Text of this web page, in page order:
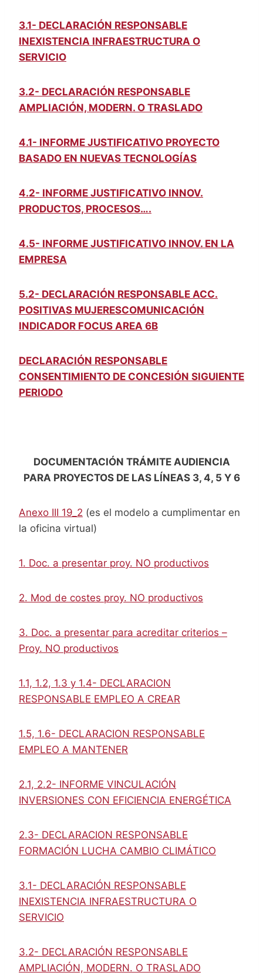
3.1- DECLARACIÓN RESPONSABLE
INEXISTENCIA INFRAESTRUCTURA O
SERVICIO
3.2- DECLARACIÓN RESPONSABLE
AMPLIACIÓN, MODERN. O TRASLADO
4.1- INFORME JUSTIFICATIVO PROYECTO
BASADO EN NUEVAS TECNOLOGÍAS
4.2- INFORME JUSTIFICATIVO INNOV.
PRODUCTOS, PROCESOS….
4.5- INFORME JUSTIFICATIVO INNOV. EN LA
EMPRESA
5.2- DECLARACIÓN RESPONSABLE ACC.
POSITIVAS MUJERESCOMUNICACIÓN
INDICADOR FOCUS AREA 6B
DECLARACIÓN RESPONSABLE
CONSENTIMIENTO DE CONCESIÓN SIGUIENTE
PERIODO
DOCUMENTACIÓN TRÁMITE AUDIENCIA
PARA PROYECTOS DE LAS LÍNEAS 3, 4, 5 Y 6
Anexo III 19_2 (es el modelo a cumplimentar en
la oficina virtual)
1. Doc. a presentar proy. NO productivos
2. Mod de costes proy. NO productivos
3. Doc. a presentar para acreditar criterios –
Proy. NO productivos
1.1, 1.2, 1.3 y 1.4- DECLARACION
RESPONSABLE EMPLEO A CREAR
1.5, 1.6- DECLARACION RESPONSABLE
EMPLEO A MANTENER
2.1, 2.2- INFORME VINCULACIÓN
INVERSIONES CON EFICIENCIA ENERGÉTICA
2.3- DECLARACION RESPONSABLE
FORMACIÓN LUCHA CAMBIO CLIMÁTICO
3.1- DECLARACIÓN RESPONSABLE
INEXISTENCIA INFRAESTRUCTURA O
SERVICIO
3.2- DECLARACIÓN RESPONSABLE
AMPLIACIÓN, MODERN. O TRASLADO